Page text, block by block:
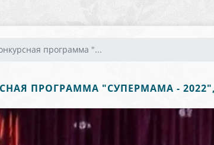
программа "...
ПРОГРАММА "СУПЕРМАМА -